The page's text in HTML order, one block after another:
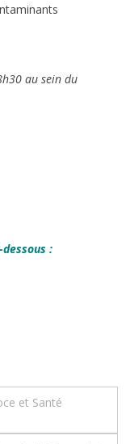
au sein du
:
et Santé